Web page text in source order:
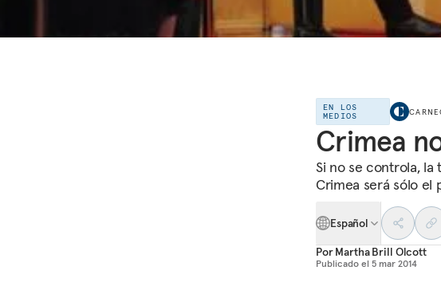
EN LOS
MEDIOS
Crimea
Si no se controla,
Crimea será sólo el
Español
PorMartha Brill Olcott
Publicado el 5 mar 2014